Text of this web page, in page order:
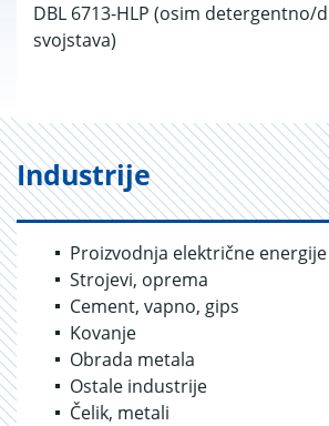
DBL 6713-HLP (osim detergentno/
svojstava)
Industrije
Proizvodnja električne energije
Strojevi, oprema
Cement, vapno, gips
Kovanje
Obrada metala
Ostale industrije
Čelik, metali